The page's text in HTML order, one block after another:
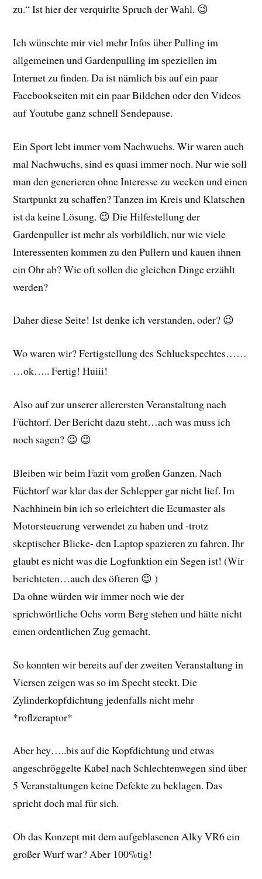
zu.“ Ist hier der verquirlte Spruch der Wahl. 😉
Ich wünschte mir viel mehr Infos über Pulling im
allgemeinen und Gardenpulling im speziellen im
Internet zu finden. Da ist nämlich bis auf ein paar
Facebookseiten mit ein paar Bildchen oder den Videos
auf Youtube ganz schnell Sendepause.
Ein Sport lebt immer vom Nachwuchs. Wir waren auch
mal Nachwuchs, sind es quasi immer noch. Nur wie soll
man den generieren ohne Interesse zu wecken und einen
Startpunkt zu schaffen? Tanzen im Kreis und Klatschen
ist da keine Lösung. 😉 Die Hilfestellung der
Gardenpuller ist mehr als vorbildlich, nur wie viele
Interessenten kommen zu den Pullern und kauen ihnen
ein Ohr ab? Wie oft sollen die gleichen Dinge erzählt
werden?
Daher diese Seite! Ist denke ich verstanden, oder? 😉
Wo waren wir? Fertigstellung des Schluckspechtes……
…ok….. Fertig! Huiii!
Also auf zur unserer allerersten Veranstaltung nach
Füchtorf. Der Bericht dazu steht…ach was muss ich
noch sagen? 😉 😉
Bleiben wir beim Fazit vom großen Ganzen. Nach
Füchtorf war klar das der Schlepper gar nicht lief. Im
Nachhinein bin ich so erleichtert die Ecumaster als
Motorsteuerung verwendet zu haben und -trotz
skeptischer Blicke- den Laptop spazieren zu fahren. Ihr
glaubt es nicht was die Logfunktion ein Segen ist! (Wir
berichteten…auch des öfteren 😉 )
Da ohne würden wir immer noch wie der
sprichwörtliche Ochs vorm Berg stehen und hätte nicht
einen ordentlichen Zug gemacht.
So konnten wir bereits auf der zweiten Veranstaltung in
Viersen zeigen was so im Specht steckt. Die
Zylinderkopfdichtung jedenfalls nicht mehr
*roflzeraptor*
Aber hey…..bis auf die Kopfdichtung und etwas
angeschröggelte Kabel nach Schlechtenwegen sind über
5 Veranstaltungen keine Defekte zu beklagen. Das
spricht doch mal für sich.
Ob das Konzept mit dem aufgeblasenen Alky VR6 ein
großer Wurf war? Aber 100%tig!